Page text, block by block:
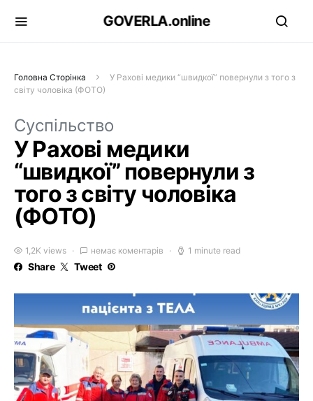
GOVERLA.online
Головна Сторінка
У Рахові медики “швидкої” повернули з того з
світу чоловіка (ФОТО)
Суспільство
У Рахові медики
“швидкої” повернули з
того з світу чоловіка
(ФОТО)
1,2K views немає коментарів 1 minute read
Share Tweet